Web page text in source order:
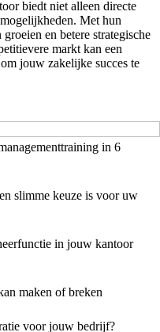
biedt niet alleen directe
Met hun
en betere strategische
markt kan een
jouw zakelijke succes te
in 6
slimme keuze is voor uw
in jouw kantoor
maken of breken
voor jouw bedrijf?